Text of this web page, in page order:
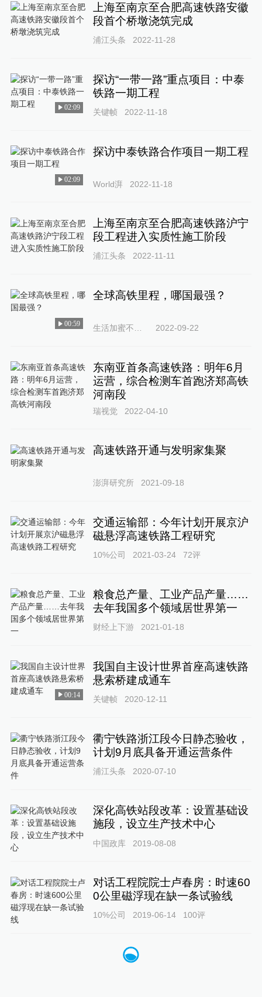
上海至南京至合肥高速铁路安徽
段首个桥墩浇筑完成
浦江头条 2022-11-28
02:09
探访“一带一路”重点项目：中泰
铁路一期工程
关键帧 2022-11-18
02:09
探访中泰铁路合作项目一期工程
World湃 2022-11-18
上海至南京至合肥高速铁路沪宁
段工程进入实质性施工阶段
浦江头条 2022-11-11
00:59
全球高铁里程，哪国最强？
生活加蜜不加密 2022-09-22
东南亚首条高速铁路：明年6月
运营，综合检测车首跑济郑高铁
河南段
瑞视觉 2022-04-10
高速铁路开通与发明家集聚
澎湃研究所 2021-09-18
交通运输部：今年计划开展京沪
磁悬浮高速铁路工程研究
10%公司 2021-03-24 72评
粮食总产量、工业产品产量……
去年我国多个领域居世界第一
财经上下游 2021-01-18
00:14
我国自主设计世界首座高速铁路
悬索桥建成通车
关键帧 2020-12-11
衢宁铁路浙江段今日静态验收，
计划9月底具备开通运营条件
浦江头条 2020-07-10
深化高铁站段改革：设置基础设
施段，设立生产技术中心
中国政库 2019-08-08
对话工程院院士卢春房：时速60
0公里磁浮现在缺一条试验线
10%公司 2019-06-14 100评